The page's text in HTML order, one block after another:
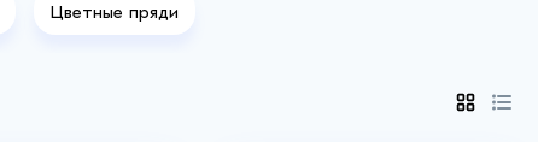
Цветные пряди